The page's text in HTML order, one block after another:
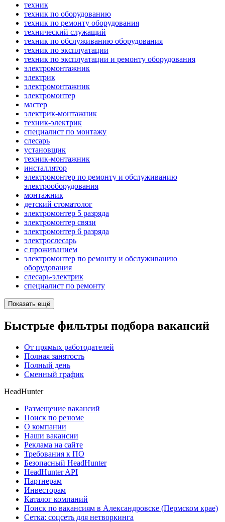
техник
техник по оборудованию
техник по ремонту оборудования
технический служащий
техник по обслуживанию оборудования
техник по эксплуатации
техник по эксплуатации и ремонту оборудования
электромонтажник
электрик
электромонтажник
электромонтер
мастер
электрик-монтажник
техник-электрик
специалист по монтажу
слесарь
установщик
техник-монтажник
инсталлятор
электромонтер по ремонту и обслуживанию
электрооборудования
монтажник
детский стоматолог
электромонтер 5 разряда
электромонтер связи
электромонтер 6 разряда
электрослесарь
с проживанием
электромонтер по ремонту и обслуживанию
оборудования
слесарь-электрик
специалист по ремонту
Показать ещё
Быстрые фильтры подбора вакансий
От прямых работодателей
Полная занятость
Полный день
Сменный график
HeadHunter
Размещение вакансий
Поиск по резюме
О компании
Наши вакансии
Реклама на сайте
Требования к ПО
Безопасный HeadHunter
HeadHunter API
Партнерам
Инвесторам
Каталог компаний
Поиск по вакансиям в Александровске (Пермском крае)
Сетка: соцсеть для нетворкинга